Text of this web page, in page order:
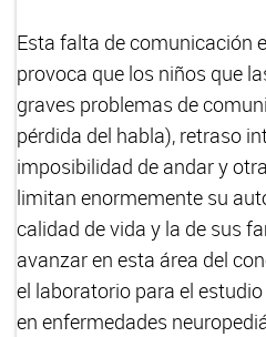
Esta falta de comunicación
provoca que los niños que
graves problemas de
pérdida del habla), retraso
imposibilidad de andar y
limitan enormemente su
calidad de vida y la de sus
avanzar en esta área del
el laboratorio para el
en enfermedades